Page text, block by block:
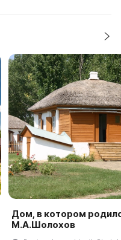
Дом, в котором
М.А.Шолохов